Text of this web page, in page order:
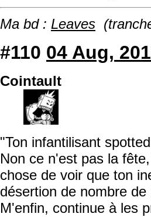
Ma bd : Leaves
#110 04 Aug,
Cointault
"Ton infantilisant
Non ce n'est pas la
chose de voir que ton
désertion de nombre de
M'enfin, continue à les